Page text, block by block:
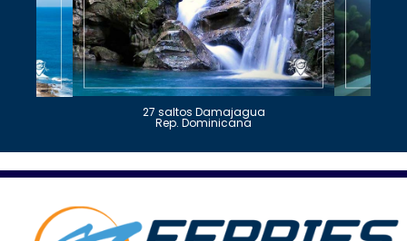
27 saltos Damajagua
Rep. Dominicana